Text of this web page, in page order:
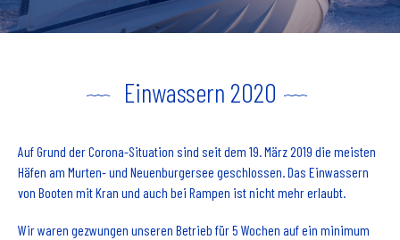
Charity
Links
Einwassern 2020
Auf Grund der Corona-Situation sind seit dem 19. März 2019 die meisten
Häfen am Murten- und Neuenburgersee geschlossen. Das Einwassern
von Booten mit Kran und auch bei Rampen ist nicht mehr erlaubt.
Wir waren gezwungen unseren Betrieb für 5 Wochen auf ein minimum